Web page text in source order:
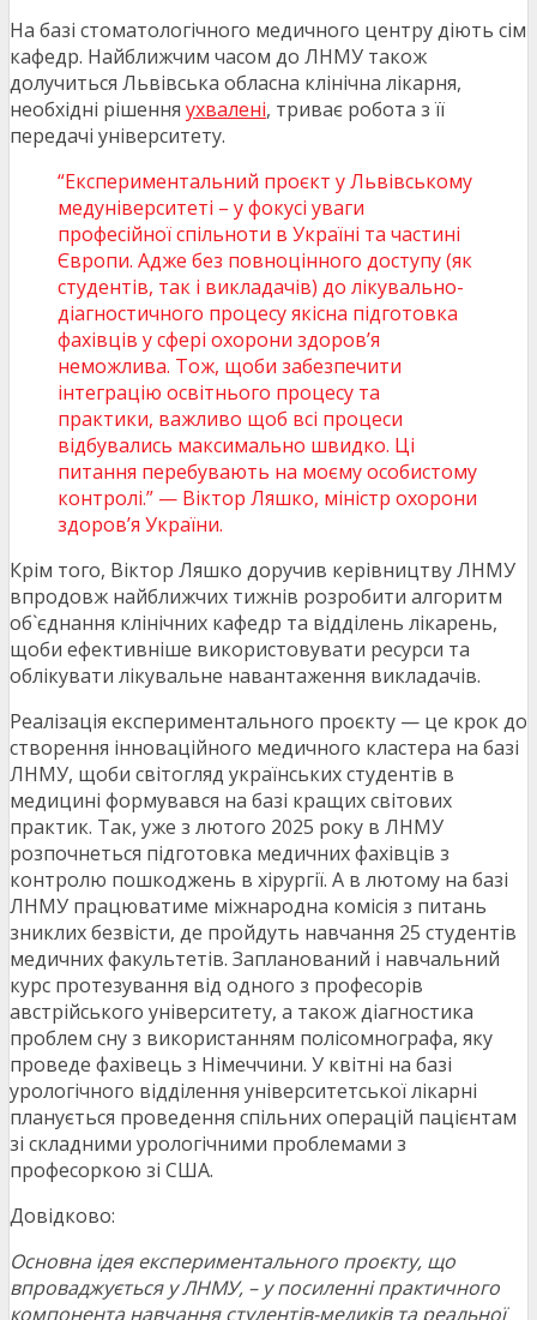
На базі стоматологічного медичного центру діють сім
кафедр. Найближчим часом до ЛНМУ також
долучиться Львівська обласна клінічна лікарня,
необхідні рішення ухвалені, триває робота з її
передачі університету.
“Експериментальний проєкт у Львівському
медуніверситеті – у фокусі уваги
професійної спільноти в Україні та частині
Європи. Адже без повноцінного доступу (як
студентів, так і викладачів) до лікувально-
діагностичного процесу якісна підготовка
фахівців у сфері охорони здоров’я
неможлива. Тож, щоби забезпечити
інтеграцію освітнього процесу та
практики, важливо щоб всі процеси
відбувались максимально швидко. Ці
питання перебувають на моєму особистому
контролі.” — Віктор Ляшко, міністр охорони
здоров’я України.
Крім того, Віктор Ляшко доручив керівництву ЛНМУ
впродовж найближчих тижнів розробити алгоритм
об`єднання клінічних кафедр та відділень лікарень,
щоби ефективніше використовувати ресурси та
облікувати лікувальне навантаження викладачів.
Реалізація експериментального проєкту — це крок до
створення інноваційного медичного кластера на базі
ЛНМУ, щоби світогляд українських студентів в
медицині формувався на базі кращих світових
практик. Так, уже з лютого 2025 року в ЛНМУ
розпочнеться підготовка медичних фахівців з
контролю пошкоджень в хірургії. А в лютому на базі
ЛНМУ працюватиме міжнародна комісія з питань
зниклих безвісти, де пройдуть навчання 25 студентів
медичних факультетів. Запланований і навчальний
курс протезування від одного з професорів
австрійського університету, а також діагностика
проблем сну з використанням полісомнографа, яку
проведе фахівець з Німеччини. У квітні на базі
урологічного відділення університетської лікарні
планується проведення спільних операцій пацієнтам
зі складними урологічними проблемами з
професоркою зі США.
Довідково:
Основна ідея експериментального проєкту, що
впроваджується у ЛНМУ, – у посиленні практичного
компонента навчання студентів-медиків та реальної